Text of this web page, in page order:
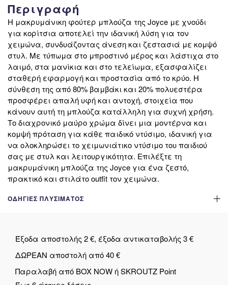
Περιγραφή
Η μακρυμάνικη φούτερ μπλούζα της Joyce με χνούδι
για κορίτσια αποτελεί την ιδανική λύση για τον
χειμώνα, συνδυάζοντας άνεση και ζεστασιά με κομψό
στυλ. Με τύπωμα στο μπροστινό μέρος και λάστιχα στο
λαιμό, στα μανίκια και στο τελείωμα, εξασφαλίζει
σταθερή εφαρμογή και προστασία από το κρύο. Η
σύνθεση της από 80% βαμβάκι και 20% πολυεστέρα
προσφέρει απαλή υφή και αντοχή, στοιχεία που
κάνουν αυτή τη μπλούζα κατάλληλη για συχνή χρήση.
Το διαχρονικό μαύρο χρώμα δίνει μια μοντέρνα και
κομψή πρόταση για κάθε παιδικό ντύσιμο, ιδανική για
να ολοκληρώσει το χειμωνιάτικο ντύσιμο του παιδιού
σας με στυλ και λειτουργικότητα. Επιλέξτε τη
μακρυμάνικη μπλούζα της Joyce για ένα ζεστό,
πρακτικό και στιλάτο outfit τον χειμώνα.
ΟΔΗΓΊΕΣ ΠΛΥΣΊΜΑΤΟΣ
Έξοδα αποστολής 2 €, έξοδα αντικαταβολής 3 €
ΔΩΡΕΑΝ αποστολή από 40 €
Παραλαβή από BOX NOW ή SKROUTZ Point